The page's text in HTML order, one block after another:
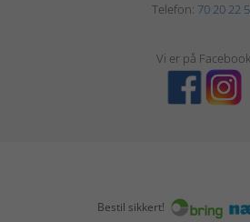
Telefon: 70 20 22
Vi er på Facebook
Bestil sikkert!